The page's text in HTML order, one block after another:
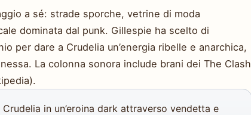
a sé: strade sporche, vetrine di moda
dominata dal punk. Gillespie ha scelto di
per dare a Crudelia un’energia ribelle e anarchica,
La colonna sonora include brani dei The Clash
in un’eroina dark attraverso vendetta e